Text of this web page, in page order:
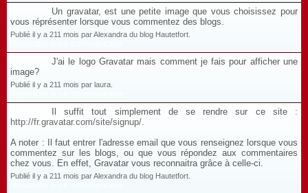
Un gravatar, est une petite image que vous choisissez pour
vous réprésenter lorsque vous commentez des blogs.
Publié il y a 211 mois par Alexandra du blog Hautetfort.
J'ai le logo Gravatar mais comment je fais pour afficher une
image?
Publié il y a 211 mois par laura.
Il suffit tout simplement de se rendre sur ce site :
http://fr.gravatar.com/site/signup/.
A noter : Il faut entrer l'adresse email que vous renseignez lorsque vous
commentez sur les blogs, ou que vous répondez aux commentaires
chez vous. En effet, Gravatar vous reconnaitra grâce à celle-ci.
Publié il y a 211 mois par Alexandra du blog Hautetfort.